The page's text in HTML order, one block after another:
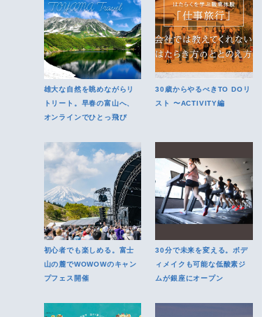
雄大な自然を眺めながらリ
トリート。早春の富山へ、
オンラインでひとっ飛び
30歳からやるべきTO DOリ
スト 〜ACTIVITY編
初心者でも楽しめる。富士
山の麓でWOWOWのキャン
プフェス開催
30分で未来を変える。ボデ
ィメイクも可能な低酸素ジ
ムが銀座にオープン